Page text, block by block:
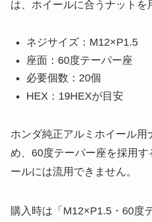
は、ホイールに合うナットを
ネジサイズ：M12×P1.5
座面：60度テーパー座
必要個数：20個
HEX：19HEXが目安
ホンダ純正アルミホイール用
め、60度テーパー座を採用す
ールには流用できません。
購入時は「M12×P1.5・60度